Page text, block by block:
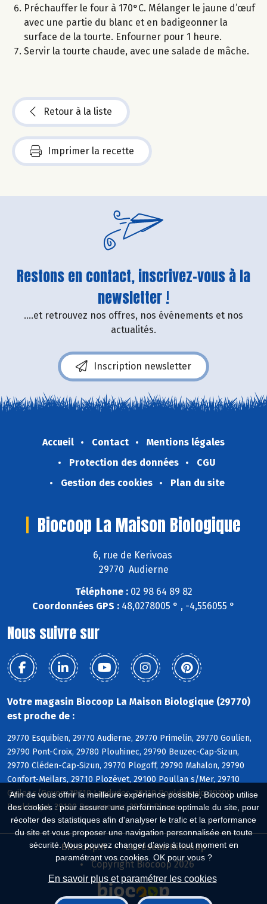
Afin de vous offrir la meilleure expérience possible, Biocoop utilise
des cookies : pour assurer une performance optimale du site, pour
récolter des statistiques afin d'analyser le trafic et la performance
du site et vous proposer une navigation personnalisée en toute
sécurité. Vous pouvez changer d'avis à tout moment en
paramétrant vos cookies. OK pour vous ?
En savoir plus et paramétrer les cookies
Préchauffer le four à 170°C. Mélanger le jaune d’œuf
avec une partie du blanc et en badigeonner la
surface de la tourte. Enfourner pour 1 heure.
Servir la tourte chaude, avec une salade de mâche.
Retour à la liste
Imprimer la recette
Restons en contact, inscrivez-vous à la
newsletter !
....et retrouvez nos offres, nos événements et nos
actualités.
Inscription newsletter
Accueil Contact
Mentions légales
Protection des données
CGU
Gestion des cookies
Plan du site
Biocoop La Maison Biologique
6, rue de Kerivoas
29770 Audierne
Téléphone :02 98 64 89 82
Coordonnées GPS : 48,0278005 ° , -4,556055 °
Nous suivre sur
Votre magasin Biocoop La Maison Biologique (29770)
est proche de :
29770 Esquibien, 29770 Audierne, 29770 Primelin, 29770 Goulien,
29790 Pont-Croix, 29780 Plouhinec, 29790 Beuzec-Cap-Sizun,
29770 Cléden-Cap-Sizun, 29770 Plogoff, 29790 Mahalon, 29790
Confort-Meilars, 29710 Plozévet, 29100 Poullan s/Mer, 29710
Guiler s/Goyen, 29710 Landudec, 29710 Pouldreuzic, 29100
Pouldergat, 29100 Douarnenez, 29720 Plovan
Biocoop.fr
Le réseau Biocoop
Copyright Biocoop 2026